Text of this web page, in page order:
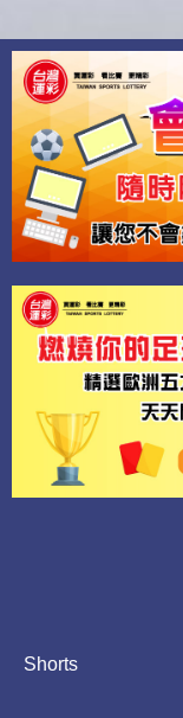
Shorts